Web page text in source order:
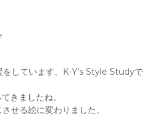
しています、K-Y’s Style Studyで
きましたね。
せる絵に変わりました。